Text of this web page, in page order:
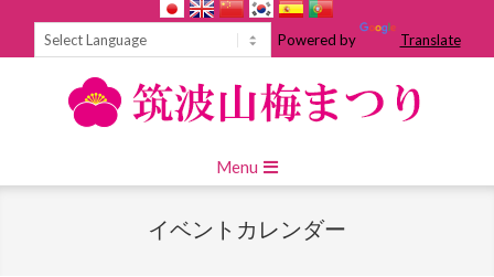
Powered by Translate
Navigation
Menu
イベントカレンダー